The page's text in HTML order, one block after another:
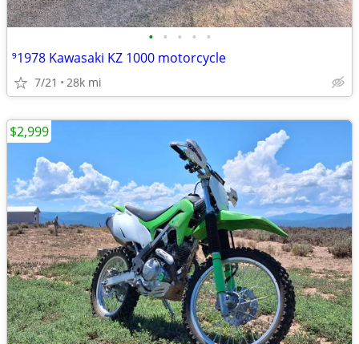
• • • • •
⁹1978 Kawasaki KZ 1000 motorcycle
7/21 28k mi
$2,999